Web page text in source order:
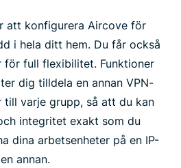
att konfigurera Aircove för
i hela ditt hem. Du får också
för full flexibilitet. Funktioner
dig tilldela en annan VPN-
till varje grupp, så att du kan
integritet exakt som du
dina arbetsenheter på en IP-
annan.